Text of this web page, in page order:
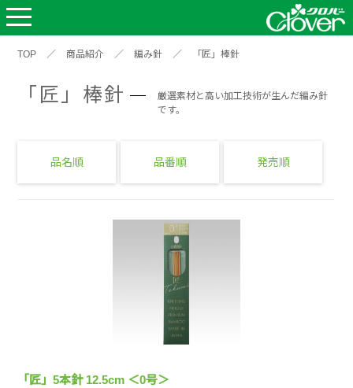
TOP ／ 商品紹介 ／ 編み針 ／ 「匠」棒針
「匠」棒針
厳選素材と高い加工技術が生んだ編み針
です。
品名順 品番順 発売順
「匠」5本針 12.5cm ＜0号＞